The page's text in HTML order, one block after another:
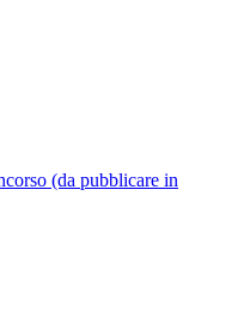
(da pubblicare in